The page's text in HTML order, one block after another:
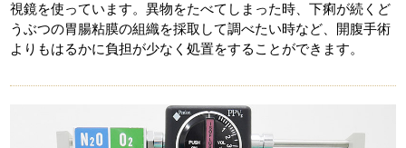
視鏡を使っています。異物をたべてしまった時、下痢が続くど
うぶつの胃腸粘膜の組織を採取して調べたい時など、開腹手術
よりもはるかに負担が少なく処置をすることができます。